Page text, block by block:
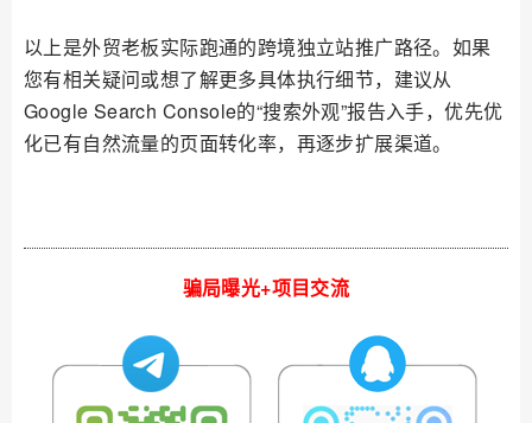
以上是外贸老板实际跑通的跨境独立站推广路径。如果
您有相关疑问或想了解更多具体执行细节，建议从
Google Search Console的“搜索外观”报告入手，优先优
化已有自然流量的页面转化率，再逐步扩展渠道。
骗局曝光+项目交流